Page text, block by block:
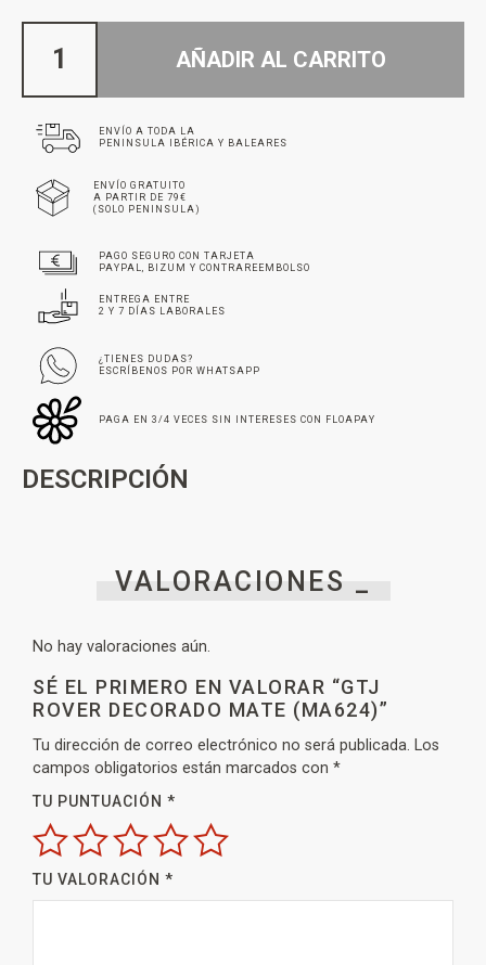
AÑADIR AL CARRITO
ENVÍO A TODA LA
PENINSULA IBÉRICA Y BALEARES
ENVÍO GRATUITO
A PARTIR DE 79€
(SOLO PENINSULA)
PAGO SEGURO CON TARJETA
PAYPAL, BIZUM Y CONTRAREEMBOLSO
ENTREGA ENTRE
2 Y 7 DÍAS LABORALES
¿TIENES DUDAS?
ESCRÍBENOS POR WHATSAPP
PAGA EN 3/4 VECES SIN INTERESES CON FLOAPAY
DESCRIPCIÓN
VALORACIONES _
No hay valoraciones aún.
SÉ EL PRIMERO EN VALORAR “GTJ
ROVER DECORADO MATE (MA624)”
Tu dirección de correo electrónico no será publicada. Los
campos obligatorios están marcados con *
TU PUNTUACIÓN *
TU VALORACIÓN *